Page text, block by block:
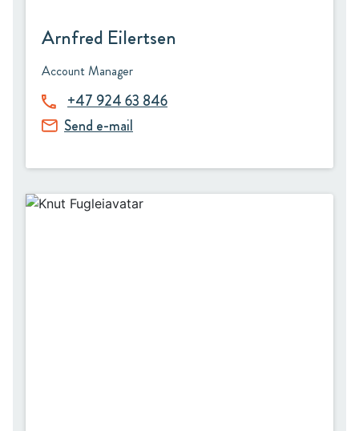
Arnfred Eilertsen
Account Manager
+47 924 63 846
Send e-mail